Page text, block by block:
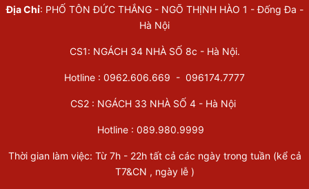
Địa Chỉ: PHỐ TÔN ĐỨC THẮNG - NGÕ THỊNH HÀO 1 - Đống Đa -
Hà Nội
CS1: NGÁCH 34 NHÀ SỐ 8c - Hà Nội.
Hotline : 0962.606.669 - 096174.7777
CS2 : NGÁCH 33 NHÀ SỐ 4 - Hà Nội
Hotline : 089.980.9999
Thời gian làm việc: Từ 7h - 22h tất cả các ngày trong tuần (kể cả
T7&CN , ngày lễ )